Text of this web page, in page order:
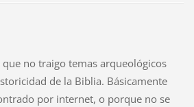
no traigo temas arqueológicos
de la Biblia. Básicamente
por internet, o porque no se